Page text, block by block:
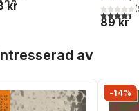
kr
4,4utav (
89 kr
av
-14%